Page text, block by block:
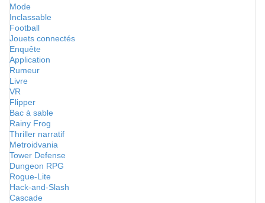
Mode
Inclassable
Football
Jouets connectés
Enquête
Application
Rumeur
Livre
VR
Flipper
Bac à sable
Rainy Frog
Thriller narratif
Metroidvania
Tower Defense
Dungeon RPG
Rogue-Lite
Hack-and-Slash
Cascade